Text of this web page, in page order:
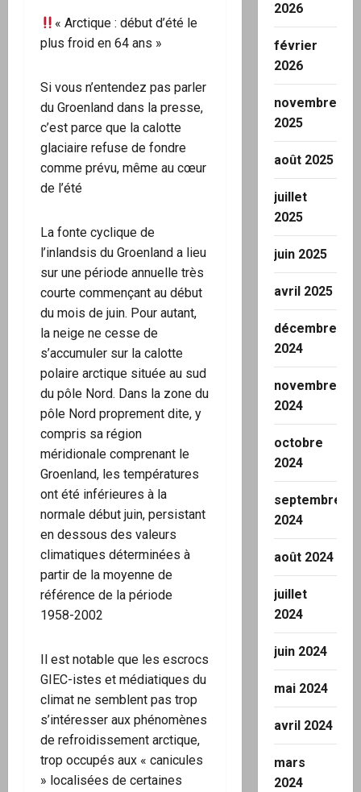
« Arctique : début d’été le
plus froid en 64 ans »
Si vous n’entendez pas parler
du Groenland dans la presse,
c’est parce que la calotte
glaciaire refuse de fondre
comme prévu, même au cœur
de l’été
La fonte cyclique de
l’inlandsis du Groenland a lieu
sur une période annuelle très
courte commençant au début
du mois de juin. Pour autant,
la neige ne cesse de
s’accumuler sur la calotte
polaire arctique située au sud
du pôle Nord. Dans la zone du
pôle Nord proprement dite, y
compris sa région
méridionale comprenant le
Groenland, les températures
ont été inférieures à la
normale début juin, persistant
en dessous des valeurs
climatiques déterminées à
partir de la moyenne de
référence de la période
1958-2002
Il est notable que les escrocs
GIEC-istes et médiatiques du
climat ne semblent pas trop
s’intéresser aux phénomènes
de refroidissement arctique,
trop occupés aux « canicules
» localisées de certaines
2026
février
2026
novembre
2025
août 2025
juillet
2025
juin 2025
avril 2025
décembre
2024
novembre
2024
octobre
2024
septembre
2024
août 2024
juillet
2024
juin 2024
mai 2024
avril 2024
mars
2024